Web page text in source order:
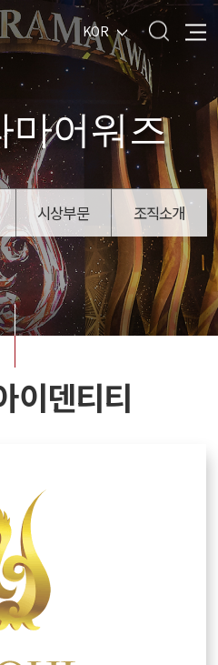
KOR
마어워즈
시상부문
조직소개
이덴티티